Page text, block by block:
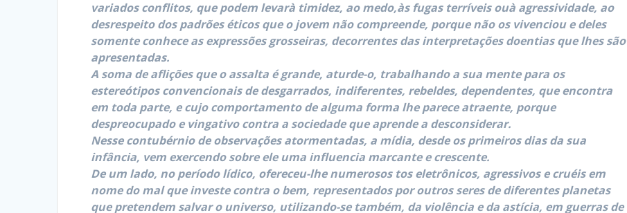
variados conflitos, que podem levarà timidez, ao medo,às fugas terríveis ouà agressividade, ao
desrespeito dos padrões éticos que o jovem não compreende, porque não os vivenciou e deles
somente conhece as expressões grosseiras, decorrentes das interpretações doentias que lhes são
apresentadas.
A soma de aflições que o assalta é grande, aturde-o, trabalhando a sua mente para os
estereótipos convencionais de desgarrados, indiferentes, rebeldes, dependentes, que encontra
em toda parte, e cujo comportamento de alguma forma lhe parece atraente, porque
despreocupado e vingativo contra a sociedade que aprende a desconsiderar.
Nesse contubérnio de observações atormentadas, a mídia, desde os primeiros dias da sua
infância, vem exercendo sobre ele uma influencia marcante e crescente.
De um lado, no período lídico, ofereceu-lhe numerosos tos eletrônicos, agressivos e cruéis em
nome do mal que investe contra o bem, representados por outros seres de diferentes planetas
que pretendem salvar o universo, utilizando-se também, da violência e da astícia, em guerras de